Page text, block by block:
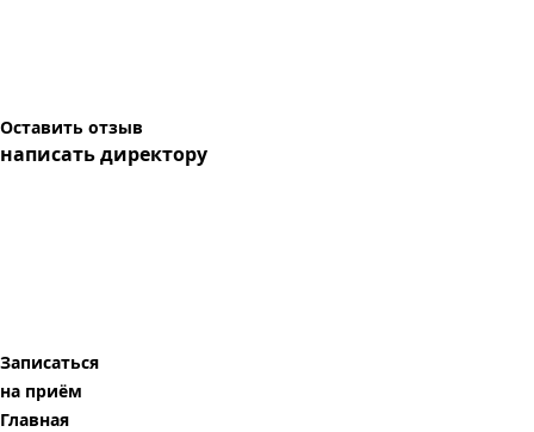
Оставить отзыв
написать директору
Записаться
на приём
Главная